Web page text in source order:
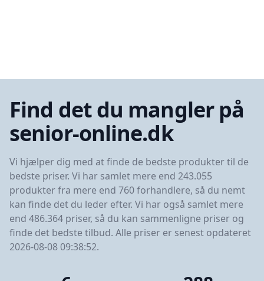
Find det du mangler på
senior-online.dk
Vi hjælper dig med at finde de bedste produkter til de
bedste priser. Vi har samlet mere end 243.055
produkter fra mere end 760 forhandlere, så du nemt
kan finde det du leder efter. Vi har også samlet mere
end 486.364 priser, så du kan sammenligne priser og
finde det bedste tilbud. Alle priser er senest opdateret
2026-08-08 09:38:52.